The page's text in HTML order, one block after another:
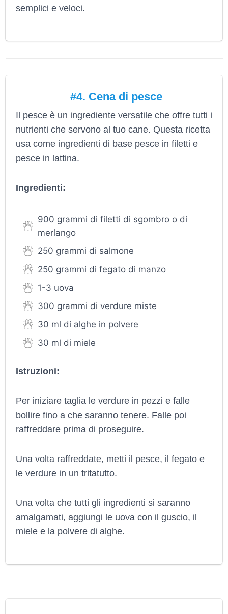
semplici e veloci.
#4. Cena di pesce
Il pesce è un ingrediente versatile che offre tutti i
nutrienti che servono al tuo cane. Questa ricetta
usa come ingredienti di base pesce in filetti e
pesce in lattina.
Ingredienti:
900 grammi di filetti di sgombro o di
merlango
250 grammi di salmone
250 grammi di fegato di manzo
1-3 uova
300 grammi di verdure miste
30 ml di alghe in polvere
30 ml di miele
Istruzioni:
Per iniziare taglia le verdure in pezzi e falle
bollire fino a che saranno tenere. Falle poi
raffreddare prima di proseguire.
Una volta raffreddate, metti il pesce, il fegato e
le verdure in un tritatutto.
Una volta che tutti gli ingredienti si saranno
amalgamati, aggiungi le uova con il guscio, il
miele e la polvere di alghe.